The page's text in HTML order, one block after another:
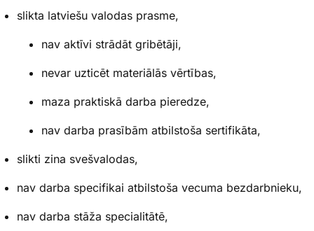
slikta latviešu valodas prasme,
nav aktīvi strādāt gribētāji,
nevar uzticēt materiālās vērtības,
maza praktiskā darba pieredze,
nav darba prasībām atbilstoša sertifikāta,
slikti zina svešvalodas,
nav darba specifikai atbilstoša vecuma bezdarbnieku,
nav darba stāža specialitātē,